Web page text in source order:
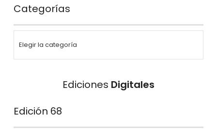
Categorías
Ediciones Digitales
Edición 68